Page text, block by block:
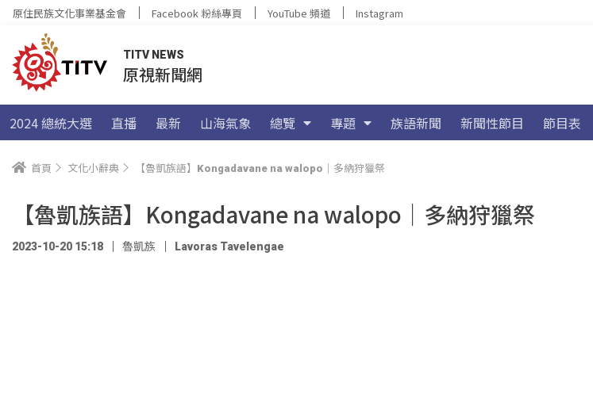
原住民族文化事業基金會 Facebook 粉絲專頁 YouTube 頻道 Instagram
TITV NEWS
原視新聞網
2024 總統大選 直播 最新 山海氣象 總覽 專題 族語新聞 新聞性節目 節目表
首頁 文化小辭典 【魯凱族語】Kongadavane na walopo｜多納狩獵祭
【魯凱族語】Kongadavane na walopo｜多納狩獵祭
2023-10-20 15:18 魯凱族 Lavoras Tavelengae